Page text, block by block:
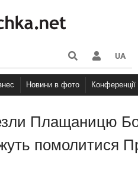
UA
Новини в фото Конференції
Плащаницю
помолитися